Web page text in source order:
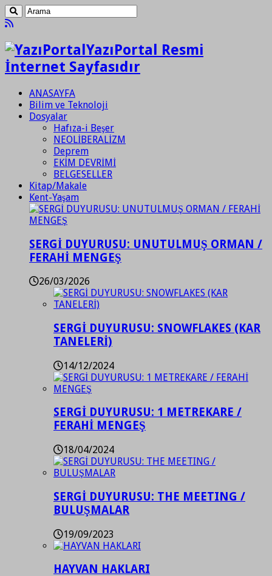
YazıPortal Resmi
İnternet Sayfasıdır
ANASAYFA
Bilim ve Teknoloji
Dosyalar
Hafıza-i Beşer
NEOLİBERALİZM
Deprem
EKİM DEVRİMİ
BELGESELLER
Kitap/Makale
Kent-Yaşam
SERGİ DUYURUSU: UNUTULMUŞ ORMAN /
FERAHİ MENGEŞ
26/03/2026
SERGİ DUYURUSU: SNOWFLAKES (KAR
TANELERİ)
14/12/2024
SERGİ DUYURUSU: 1 METREKARE /
FERAHİ MENGEŞ
18/04/2024
SERGİ DUYURUSU: THE MEETING /
BULUŞMALAR
19/09/2023
HAYVAN HAKLARI